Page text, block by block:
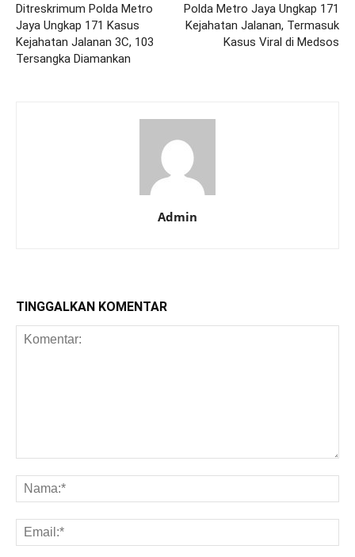
Ditreskrimum Polda Metro
Jaya Ungkap 171 Kasus
Kejahatan Jalanan 3C, 103
Tersangka Diamankan
Polda Metro Jaya Ungkap 171
Kejahatan Jalanan, Termasuk
Kasus Viral di Medsos
Admin
TINGGALKAN KOMENTAR